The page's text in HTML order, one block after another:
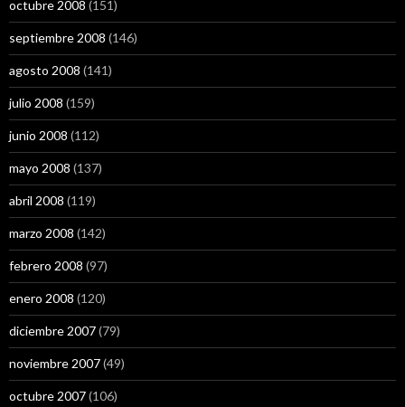
octubre 2008 (151)
septiembre 2008 (146)
agosto 2008 (141)
julio 2008 (159)
junio 2008 (112)
mayo 2008 (137)
abril 2008 (119)
marzo 2008 (142)
febrero 2008 (97)
enero 2008 (120)
diciembre 2007(79)
noviembre 2007(49)
octubre 2007(106)